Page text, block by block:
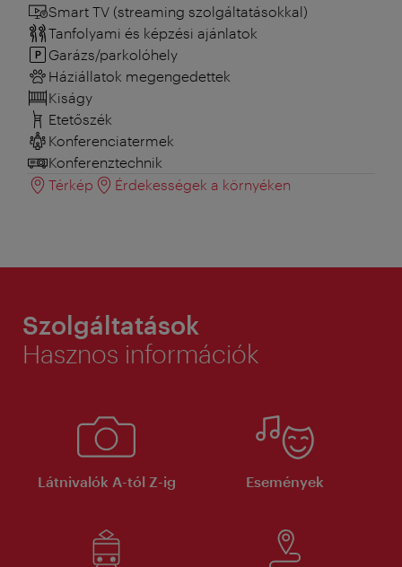
Smart TV (streaming szolgáltatásokkal)
Tanfolyami és képzési ajánlatok
Garázs/parkolóhely
Háziállatok megengedettek
Kiságy
Etetőszék
Konferenciatermek
Konferenztechnik
Térkép
Érdekességek a környéken
Szolgáltatások
Hasznos információk
Látnivalók A-tól Z-ig Események